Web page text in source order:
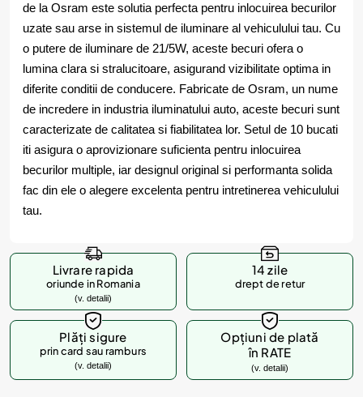
de la Osram este solutia perfecta pentru inlocuirea becurilor
uzate sau arse in sistemul de iluminare al vehiculului tau. Cu
o putere de iluminare de 21/5W, aceste becuri ofera o
lumina clara si stralucitoare, asigurand vizibilitate optima in
diferite conditii de conducere. Fabricate de Osram, un nume
de incredere in industria iluminatului auto, aceste becuri sunt
caracterizate de calitatea si fiabilitatea lor. Setul de 10 bucati
iti asigura o aprovizionare suficienta pentru inlocuirea
becurilor multiple, iar designul original si performanta solida
fac din ele o alegere excelenta pentru intretinerea vehiculului
tau.
Livrare rapida
oriunde in Romania
(v. detalii)
14 zile
drept de retur
Plăți sigure
prin card sau ramburs
(v. detalii)
Opțiuni de plată
în RATE
(v. detalii)